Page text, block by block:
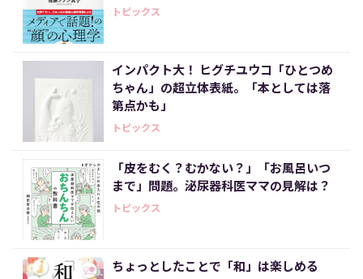
トピックス
インパクト大！ ヒグチユウコ「ひとつめ
ちゃん」の超立体表紙。「本としては落
第点かも」
トピックス
「皮をむく？むかない？」「お風呂いつ
まで」問題。泌尿器科医ママの見解は？
トピックス
ちょっとしたことで「和」は楽しめる